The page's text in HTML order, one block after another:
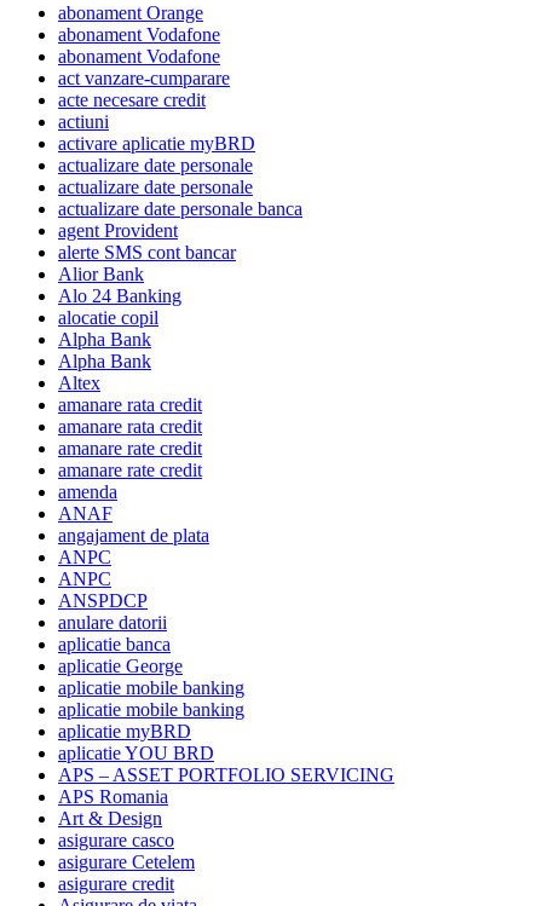
abonament Orange
abonament Vodafone
abonament Vodafone
act vanzare-cumparare
acte necesare credit
actiuni
activare aplicatie myBRD
actualizare date personale
actualizare date personale
actualizare date personale banca
agent Provident
alerte SMS cont bancar
Alior Bank
Alo 24 Banking
alocatie copil
Alpha Bank
Alpha Bank
Altex
amanare rata credit
amanare rata credit
amanare rate credit
amanare rate credit
amenda
ANAF
angajament de plata
ANPC
ANPC
ANSPDCP
anulare datorii
aplicatie banca
aplicatie George
aplicatie mobile banking
aplicatie mobile banking
aplicatie myBRD
aplicatie YOU BRD
APS – ASSET PORTFOLIO SERVICING
APS Romania
Art & Design
asigurare casco
asigurare Cetelem
asigurare credit